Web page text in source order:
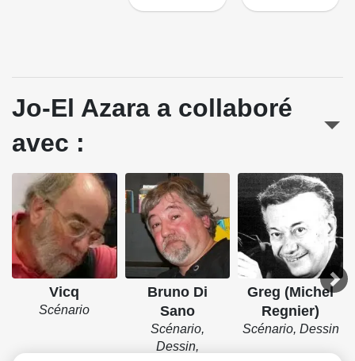
Jo-El Azara a collaboré
avec :
Vicq
Scénario
Bruno Di
Sano
Scénario,
Dessin,
Greg (Michel
Regnier)
Scénario, Dessin